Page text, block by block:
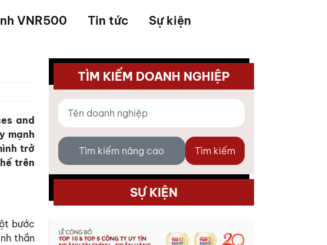
VNR500 Tin tức Sự kiện
and
mạnh
trở
trên
bước
thần
TÌM KIẾM DOANH NGHIỆP
Tìm kiếm nâng cao Tìm kiếm
SỰ KIỆN